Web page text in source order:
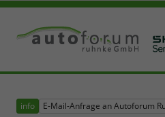
info E-Mail-Anfrage an Autoforum